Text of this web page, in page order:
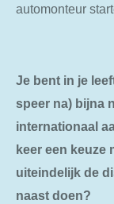
automonteur
Je bent in je
speer na) bijna
internationaal
keer een keuze
uiteindelijk de
naast doen?